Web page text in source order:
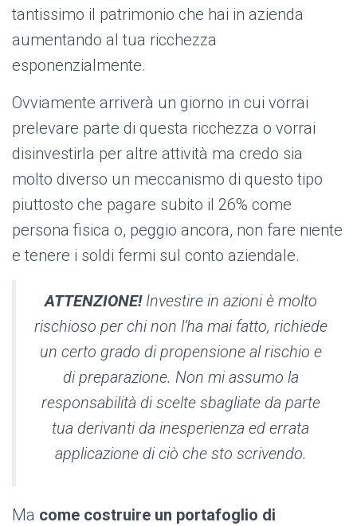
tantissimo il patrimonio che hai in azienda
aumentando al tua ricchezza
esponenzialmente.
Ovviamente arriverà un giorno in cui vorrai
prelevare parte di questa ricchezza o vorrai
disinvestirla per altre attività ma credo sia
molto diverso un meccanismo di questo tipo
piuttosto che pagare subito il 26% come
persona fisica o, peggio ancora, non fare niente
e tenere i soldi fermi sul conto aziendale.
ATTENZIONE!Investire in azioni è molto
rischioso per chi non l’ha mai fatto, richiede
un certo grado di propensione al rischio e
di preparazione. Non mi assumo la
responsabilità di scelte sbagliate da parte
tua derivanti da inesperienza ed errata
applicazione di ciò che sto scrivendo.
Ma come costruire un portafoglio di